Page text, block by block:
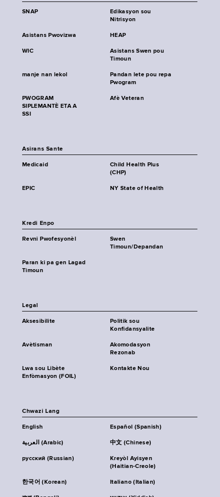
SNAP
Edikasyon sou
Nitrisyon
Asistans Pwovizwa HEAP
WIC
Asistans Swen pou
Timoun
manje nan lekol
Pandan lete pou repa
Pwogram
PWOGRAM
SIPLEMANTÈ ETA A
SSI
Afè Veteran
Asirans Sante
Medicaid
Child Health Plus
(CHP)
EPIC NY State of Health
Kredi Enpo
Revni Pwofesyonèl
Swen
Timoun/Depandan
Paran ki pa gen Lagad
Timoun
Legal
Aksesibilite
Politik sou
Konfidansyalite
Avètisman
Akomodasyon
Rezonab
Lwa sou Libète
Enfòmasyon (FOIL)
Kontakte Nou
Chwazi Lang
English Español (Spanish)
العربية (Arabic) 中文 (Chinese)
русский (Russian)
Kreyòl Ayisyen
(Haitian-Creole)
한국어 (Korean) Italiano (Italian)